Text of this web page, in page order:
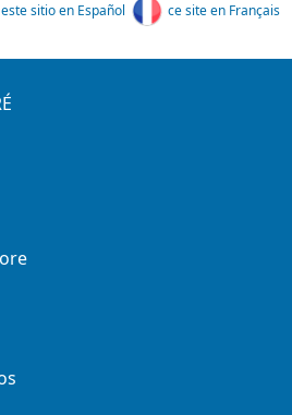
este sitio en Español ce site en Français